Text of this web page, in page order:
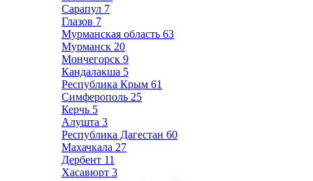
Сарапул 7
Глазов 7
Мурманская область 63
Мурманск 20
Мончегорск 9
Кандалакша 5
Республика Крым 61
Симферополь 25
Керчь 5
Алушта 3
Республика Дагестан 60
Махачкала 27
Дербент 11
Хасавюрт 3